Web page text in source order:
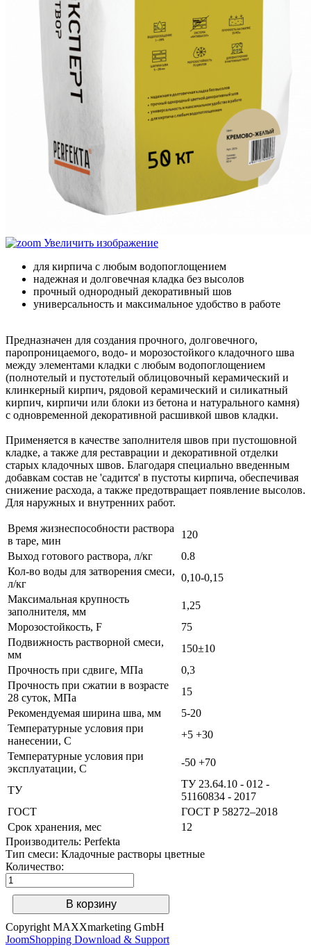
Увеличить изображение
для кирпича с любым водопоглощением
надежная и долговечная кладка без высолов
прочный однородный декоративный шов
универсальность и максимальное удобство в работе
Предназначен для создания прочного, долговечного,
паропроницаемого, водо- и морозостойкого кладочного шва
между элементами кладки с любым водопоглощением
(полнотелый и пустотелый облицовочный керамический и
клинкерный кирпич, рядовой керамический и силикатный
кирпич, кирпичи или блоки из бетона и натурального камня)
с одновременной декоративной расшивкой швов кладки.
Применяется в качестве заполнителя швов при пустошовной
кладке, а также для реставрации и декоративной отделки
старых кладочных швов. Благодаря специально введенным
добавкам состав не 'садится' в пустоты кирпича, обеспечивая
снижение расхода, а также предотвращает появление высолов.
Для наружных и внутренних работ.
Время жизнеспособности раствора
в таре, мин
120
Выход готового раствора, л/кг
0.8
Кол-во воды для затворения смеси,
л/кг
0,10-0,15
Максимальная крупность
заполнителя, мм
1,25
Морозостойкость, F
75
Подвижность растворной смеси,
мм
150±10
Прочность при сдвиге, МПа
0,3
Прочность при сжатии в возрасте
28 суток, МПа
15
Рекомендуемая ширина шва, мм
5-20
Температурные условия при
нанесении, С
+5 +30
Температурные условия при
эксплуатации, С
-50 +70
ТУ
ТУ 23.64.10 - 012 -
51160834 - 2017
ГОСТ
ГОСТ Р 58272–2018
Срок хранения, мес
12
Производитель: Perfekta
Тип смеси: Кладочные растворы цветные
Количество:
Copyright MAXXmarketing GmbH
JoomShopping Download & Support